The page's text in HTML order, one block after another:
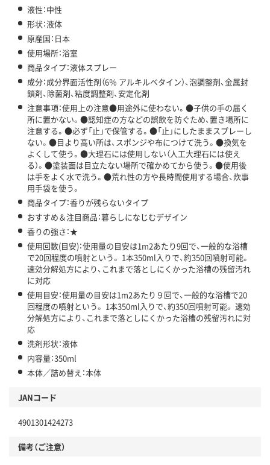
液性：中性
形状：液体
原産国：日本
使用場所：浴室
商品タイプ：液体スプレー
成分：成分界面活性剤（6％ アルキルベタイン）、泡調整剤、金属封
鎖剤、除菌剤、粘度調整剤、安定化剤
注意事項：使用上の注意●用途外に使わない。●子供の手の届く
所に置かない。●認知症の方などの誤飲を防ぐため、置き場所に
注意する。●必ず「止」で保管する。●「止」にしたままスプレーし
ない。●目より高い所は、スポンジや布につけて洗う。●換気を
よくして使う。●大理石には使用しない（人工大理石には使え
る）。●塗装面は目立たない場所で確かめてから使う。●使用後
は手をよく水で洗う。●荒れ性の方や長時間使用する場合、炊事
用手袋を使う。
商品タイプ：香りが残らないタイプ
おすすめ＆注目商品：暮らしになじむデザイン
香りの強さ：★
使用回数(目安)：使用量の目安は1m2あたり9回で、一般的な浴槽
で20回程度の噴射という。 1本350ml入りで、約350回噴射可能。
速効分解処方により、これまで落としにくかった浴槽の残留汚れ
に対応
使用目安：使用量の目安は1m2あたり９回で、一般的な浴槽で20
回程度の噴射という。 1本350ml入りで、約350回噴射可能。 速効
分解処方により、これまで落としにくかった浴槽の残留汚れに対
応
洗剤形状：液体
内容量：350ml
本体／詰め替え：本体
JANコード
4901301424273
備考（ご注意）